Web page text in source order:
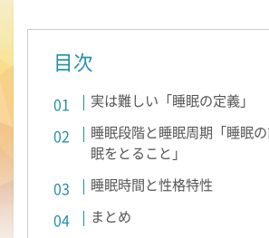
目次
実は難しい「睡眠の定義」
睡眠段階と睡眠周期「睡眠
眠をとること」
睡眠時間と性格特性
まとめ